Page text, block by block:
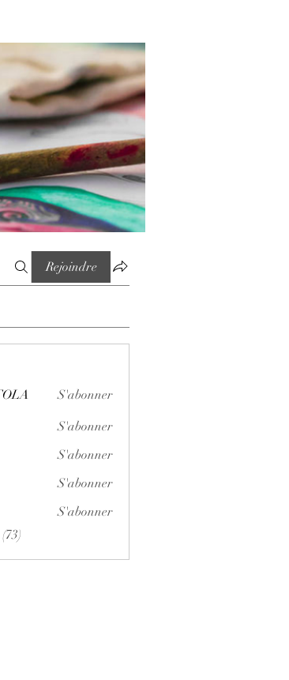
Rejoindre
S'abonner
S'abonner
S'abonner
S'abonner
S'abonner